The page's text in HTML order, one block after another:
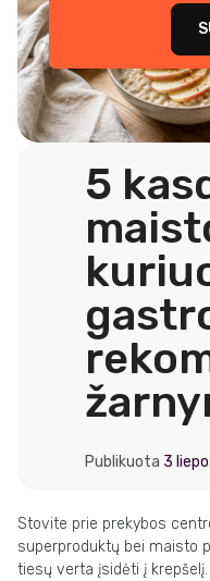
5
Publikuota 3
Stovite prie prekybos
superproduktų bei maisto
tiesų verta įsidėti į